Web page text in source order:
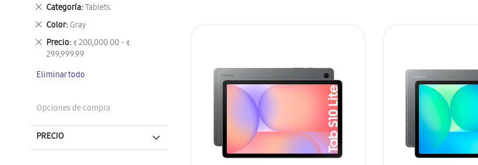
Categoría Tablets
Eliminar
este
artículo
Color Gray
Eliminar
este
artículo
Precio ¢ 200,000.00 - ¢
299,999.99
Eliminar
este
Eliminar todo
Opciones de compra
PRECIO